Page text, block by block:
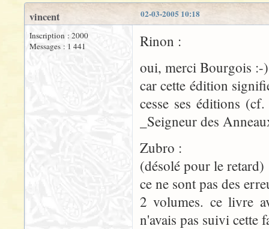
02-03-2005 10:18
vincent
Inscription : 2000
Messages : 1 441
Rinon :
oui, merci Bourgois :-)
car cette édition
cesse ses éditions
_Seigneur des
Zubro :
(désolé pour le retard)
ce ne sont pas des
2 volumes. ce livre
n'avais pas suivi cette